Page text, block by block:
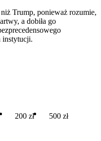
Trump, ponieważ rozumie,
a dobiła go
instytucji.
200 zł 500 zł